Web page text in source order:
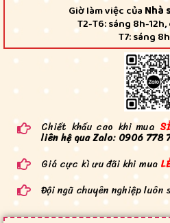
Giờ làm việc của Nhà
T2-T6: sáng 8h-12h,
T7: sáng
Chiết khấu cao khi mua SỈ
liên hệ qua Zalo: 0906 778
Giá cực kì ưu đãi khi mua
Đội ngũ chuyên nghiệp luôn